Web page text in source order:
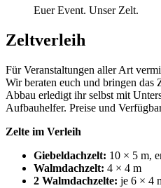
Euer Event. Unser Zelt.
Zeltverleih
Für Veranstaltungen aller Art
Wir beraten euch und bringen
Abbau erledigt ihr selbst mit
Aufbauhelfer. Preise und
Zelte im Verleih
Giebeldachzelt: 10 × 5 m,
Walmdachzelt: 4 × 4 m
2 Walmdachzelte: je 6 × 4